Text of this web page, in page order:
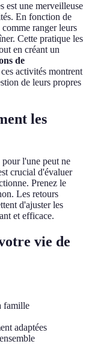
est une merveilleuse
En fonction de
ranger leurs
Cette pratique les
en créant un
de
activités montrent
de leurs propres
les
l'une peut ne
crucial d'évaluer
Prenez le
Les retours
d'ajuster les
et efficace.
vie de
famille
adaptées